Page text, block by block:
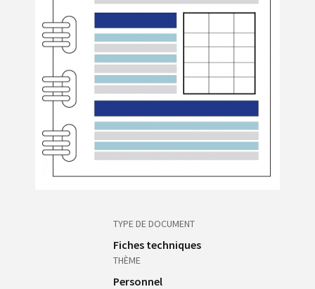
TYPE DE DOCUMENT
Fiches techniques
THÈME
Personnel